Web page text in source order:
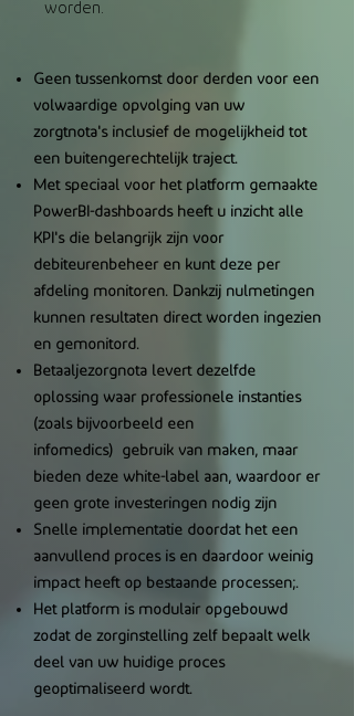
worden.
Geen tussenkomst door derden voor een
volwaardige opvolging van uw
zorgtnota's inclusief de mogelijkheid tot
een buitengerechtelijk traject.
Met speciaal voor het platform gemaakte
PowerBI-dashboards heeft u inzicht alle
KPI's die belangrijk zijn voor
debiteurenbeheer en kunt deze per
afdeling monitoren. Dankzij nulmetingen
kunnen resultaten direct worden ingezien
en gemonitord.
Betaaljezorgnota levert dezelfde
oplossing waar professionele instanties
(zoals bijvoorbeeld een
infomedics) gebruik van maken, maar
bieden deze white-label aan, waardoor er
geen grote investeringen nodig zijn
Snelle implementatie doordat het een
aanvullend proces is en daardoor weinig
impact heeft op bestaande processen;.
Het platform is modulair opgebouwd
zodat de zorginstelling zelf bepaalt welk
deel van uw huidige proces
geoptimaliseerd wordt.